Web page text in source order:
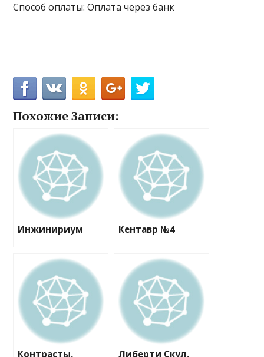
Способ оплаты: Оплата через банк
Похожие Записи:
Инжинириум Кентавр №4
Контрасты, Либерти Скул,